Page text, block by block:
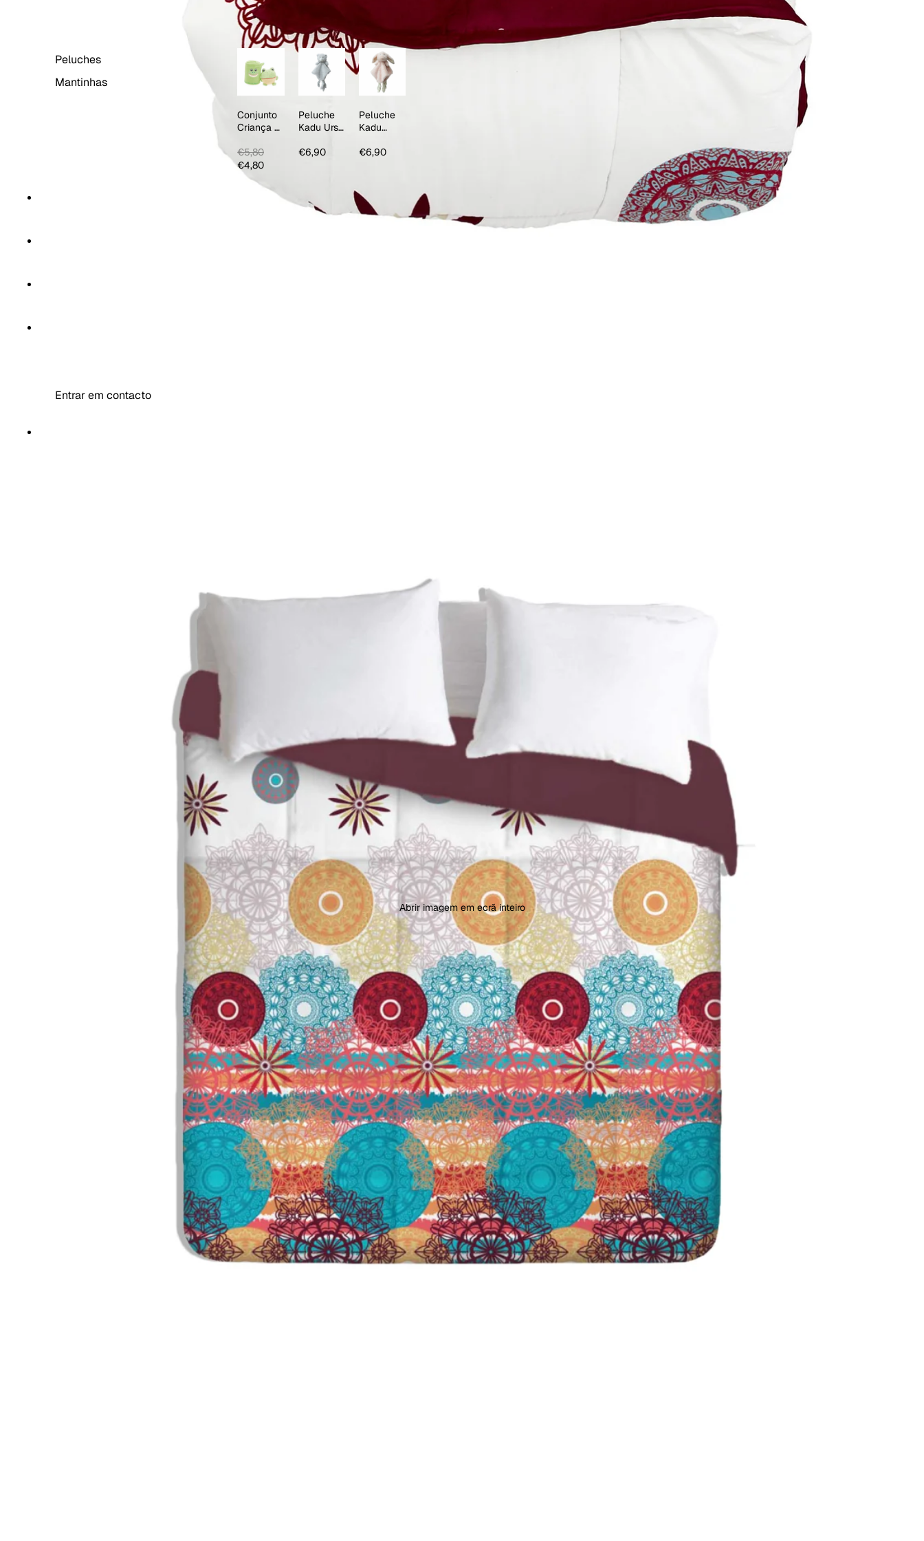
Peluches
Mantinhas
Conjunto
Criança 2
€5,80
€4,80
Peluche
Kadu Urso
€6,90
Peluche
Kadu
Salmão
€6,90
Entrar em contacto
Abrir imagem em ecrã inteiro